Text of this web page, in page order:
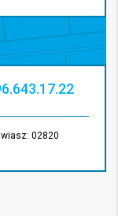
02820